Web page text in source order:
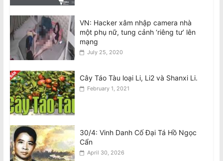
Ban Chấp Hành Chấp Thuận Kết Quả
Hòa Giải và Chương Trình Thực Hiện
Sau Cuộc Bầu Cử BCH 2026–30
VN: Hacker xâm nhập camera nhà
một phụ nữ, tung cảnh ‘riêng tư’ lên
mạng
July 25, 2020
Cây Táo Tàu loại Li, Li2 và Shanxi Li.
February 1, 2021
30/4: Vinh Danh Cố Đại Tá Hồ Ngọc
Cẩn
April 30, 2026